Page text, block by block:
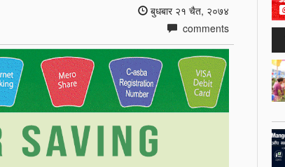
बुधबार २१ चैत, २०७४
comments